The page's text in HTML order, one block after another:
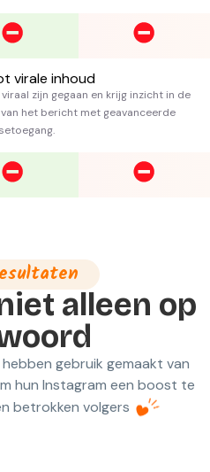
virale inhoud
zijn gegaan en krijg inzicht in de
het bericht met geavanceerde
alleen op
gebruik gemaakt van
hun Instagram een boost te
betrokken volgers